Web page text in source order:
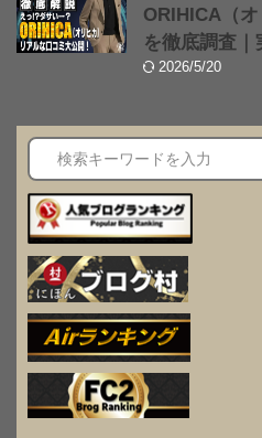
ORIHICA（
を徹底調査
2026/5/20